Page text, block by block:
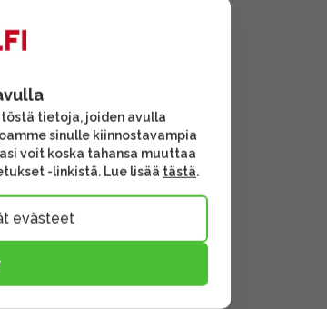
tietoja, joiden avulla
sinulle kiinnostavampia
voit koska tahansa muuttaa
-linkistä. Lue lisää tästä.
evästeet